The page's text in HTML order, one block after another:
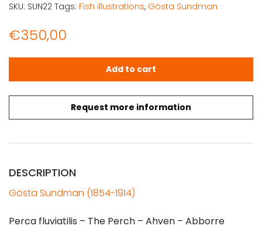
€350,00
Request more information
SUNDMAN: Fish print - Perca fluviatilis (Ahven -
Add to cart
SKU: SUN22 Tags: Fish illustrations, Gösta Sundman
DESCRIPTION
Gösta Sundman (1854-1914)
Perca fluviatilis – The Perch – Ahven – Abborre